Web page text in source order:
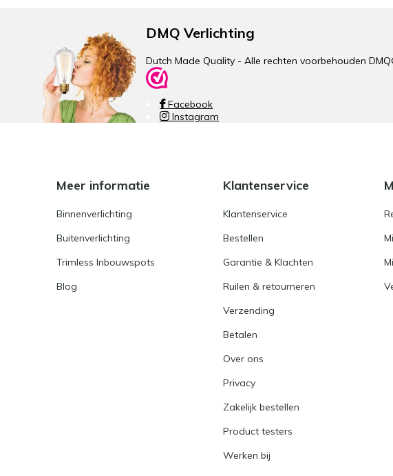
DMQ Verlichting
Dutch Made Quality - Alle rechten voorbehouden
Facebook
Instagram
Meer informatie
Binnenverlichting
Buitenverlichting
Trimless Inbouwspots
Blog
Klantenservice
Klantenservice
Bestellen
Garantie & Klachten
Ruilen & retourneren
Verzending
Betalen
Over ons
Privacy
Zakelijk bestellen
Product testers
Werken bij